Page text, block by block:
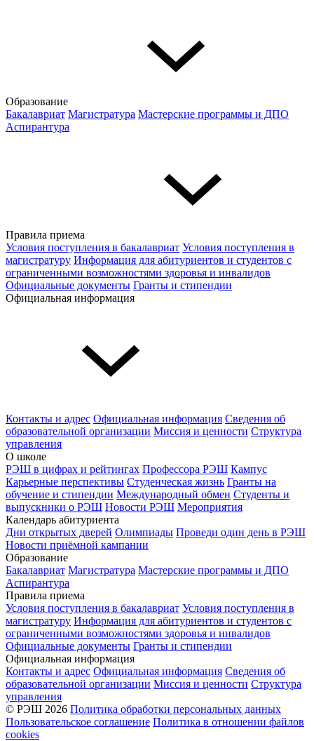
Образование
Бакалавриат Магистратура Мастерские программы и ДПО
Аспирантура
Правила приема
Условия поступления в бакалавриат Условия поступления в
магистратуру Информация для абитуриентов и студентов с
ограниченными возможностями здоровья и инвалидов
Официальные документы Гранты и стипендии
Официальная информация
Контакты и адрес Официальная информация Сведения об
образовательной организации Миссия и ценности Структура
управления
О школе
РЭШ в цифрах и рейтингах Профессора РЭШ Кампус
Карьерные перспективы Студенческая жизнь Гранты на
обучение и стипендии Международный обмен Студенты и
выпускники о РЭШ Новости РЭШ Мероприятия
Календарь абитуриента
Дни открытых дверей Олимпиады Проведи один день в РЭШ
Новости приёмной кампании
Образование
Бакалавриат Магистратура Мастерские программы и ДПО
Аспирантура
Правила приема
Условия поступления в бакалавриат Условия поступления в
магистратуру Информация для абитуриентов и студентов с
ограниченными возможностями здоровья и инвалидов
Официальные документы Гранты и стипендии
Официальная информация
Контакты и адрес Официальная информация Сведения об
образовательной организации Миссия и ценности Структура
управления
© РЭШ 2026 Политика обработки персональных данных
Пользовательское соглашение Политика в отношении файлов
cookies